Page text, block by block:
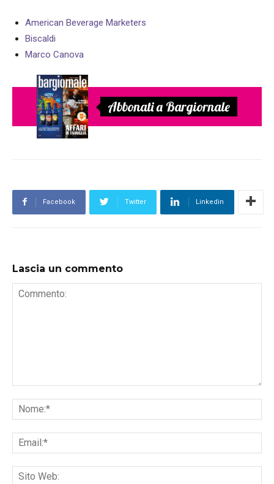
American Beverage Marketers
Biscaldi
Marco Canova
Abbonati a Bargiornale
Facebook Twitter Linkedin
Lascia un commento